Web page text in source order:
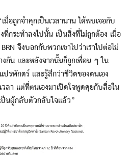
กจำคุกเป็นเวลานาน ได้พบเจอกับ
กระทำลงไปนั้น เป็นสิ่งที่ไม่ถูกต้อง เมื่อ
จึงบอกกับพวกเขาไปว่าเราไปต่อไม่
กัน และหลังจากนั้นก็ถูกเพื่อน ๆ ใน
รพักตร์ และรู้สึกว่าชีวิตของตนเอง
ลา แต่ที่ตนเองมาเปิดใจพูดคุยกับสื่อใน
ป็นผู้กลับตัวกลับใจแล้ว”